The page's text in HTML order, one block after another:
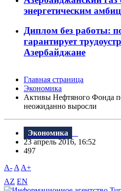
энергетическим
Диплом без работы:
гарантирует
Азербайджане
Главная страница
Экономика
Активы Нефтяного Фонда
неожиданно выросли
Экономика
23 апрель 2016, 16:52
497
A- A A+
AZ EN